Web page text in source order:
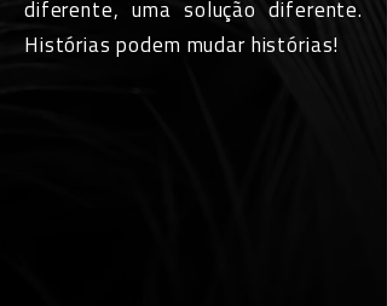
diferente, uma solução diferente.
Histórias podem mudar histórias!